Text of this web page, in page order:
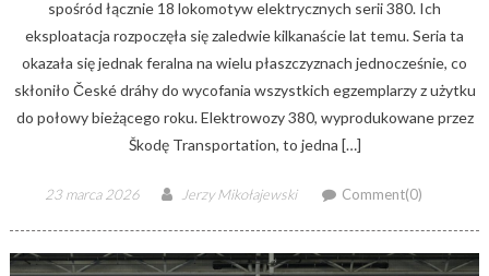
spośród łącznie 18 lokomotyw elektrycznych serii 380. Ich
eksploatacja rozpoczęła się zaledwie kilkanaście lat temu. Seria ta
okazała się jednak feralna na wielu płaszczyznach jednocześnie, co
skłoniło České dráhy do wycofania wszystkich egzemplarzy z użytku
do połowy bieżącego roku. Elektrowozy 380, wyprodukowane przez
Škodę Transportation, to jedna […]
Posted
23 marca 2026 Author
Jerzy Mikołajewski Comment(0)